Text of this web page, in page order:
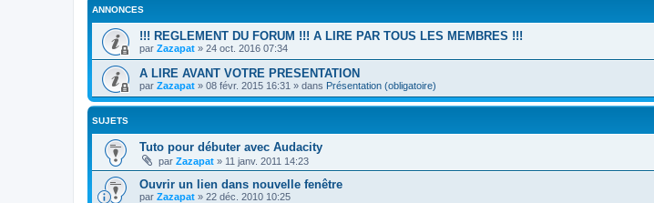
ANNONCES
!!! REGLEMENT DU FORUM !!! A LIRE PAR TOUS LES MEMBRES !!!
par Zazapat » 24 oct. 2016 07:34
A LIRE AVANT VOTRE PRESENTATION
par Zazapat » 08 févr. 2015 16:31 » dans Présentation (obligatoire)
SUJETS
Tuto pour débuter avec Audacity
par Zazapat » 11 janv. 2011 14:23
Ouvrir un lien dans nouvelle fenêtre
par Zazapat » 22 déc. 2010 10:25